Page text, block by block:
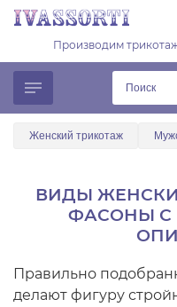
Производим
Женский трикотаж
ВИДЫ
ФАСОНЫ С
Правильно
делают фигуру